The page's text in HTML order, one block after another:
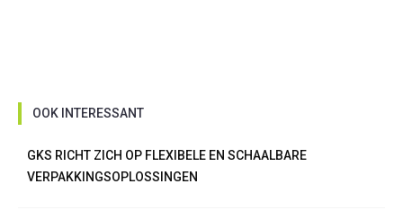
OOK INTERESSANT
GKS RICHT ZICH OP FLEXIBELE EN SCHAALBARE
VERPAKKINGSOPLOSSINGEN